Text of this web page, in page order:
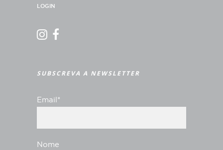
LOGIN
SUBSCREVA A NEWSLETTER
Email*
Nome